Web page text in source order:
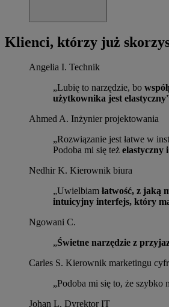
Klienci, którzy już
Angelia I. Technik
„Lubię to narzędzie, bo
użytkownika jest elastyczny
Ahmed A. Inżynier projektowania
„Rozwiązanie jest łatwe w
Podoba mi się też elastyczny
Nedhir K. Kierownik biura
„Uwielbiam łatwość, z jaką
intuicyjny interfejs, który
Ngowani C.
„Świetne narzędzie z
Carles S. Kierownik marketingu
„Podoba mi się to, że szybko
Johan L. Dyrektor IT